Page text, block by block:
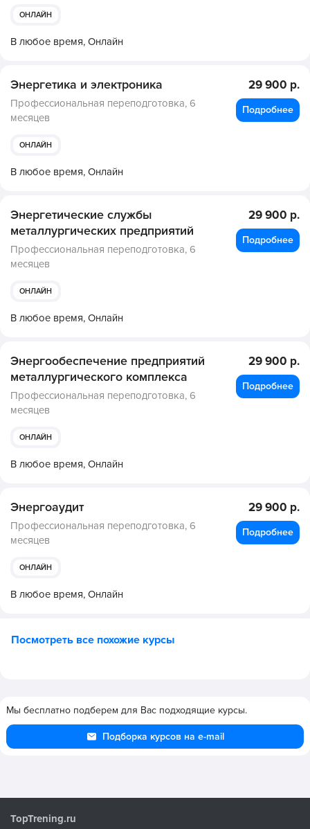
ОНЛАЙН
В любое время, Онлайн
Энергетика и электроника
Профессиональная переподготовка, 6
месяцев
ОНЛАЙН
В любое время, Онлайн
29 900 р.
Подробнее
Энергетические службы
металлургических предприятий
Профессиональная переподготовка, 6
месяцев
ОНЛАЙН
В любое время, Онлайн
29 900 р.
Подробнее
Энергообеспечение предприятий
металлургического комплекса
Профессиональная переподготовка, 6
месяцев
ОНЛАЙН
В любое время, Онлайн
29 900 р.
Подробнее
Энергоаудит
Профессиональная переподготовка, 6
месяцев
ОНЛАЙН
В любое время, Онлайн
29 900 р.
Подробнее
Посмотреть все похожие курсы
Мы бесплатно подберем для Вас подходящие курсы.
Подборка курсов на e-mail
TopTrening.ru